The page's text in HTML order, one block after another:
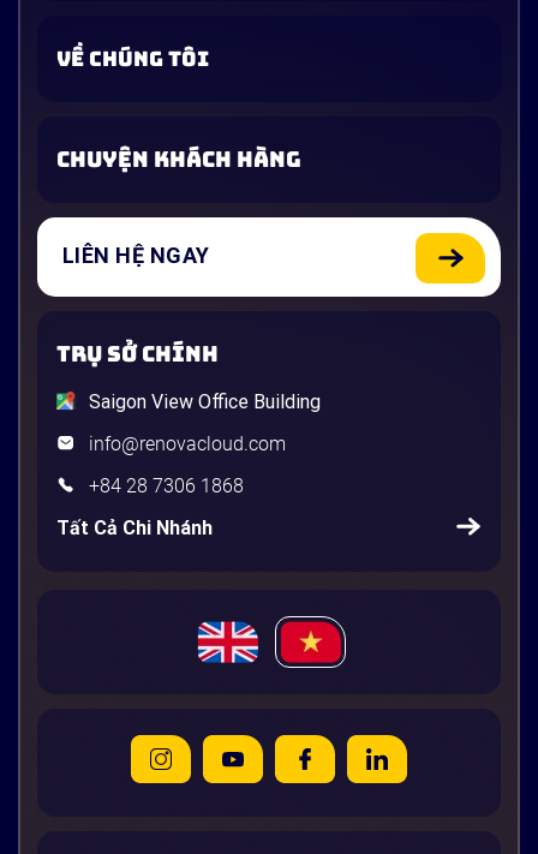
VỀ CHÚNG TÔI
CHUYỆN KHÁCH HÀNG
LIÊN HỆ NGAY
TRỤ SỞ CHÍNH
Saigon View Office Building
info@renovacloud.com
+84 28 7306 1868
Tất Cả Chi Nhánh